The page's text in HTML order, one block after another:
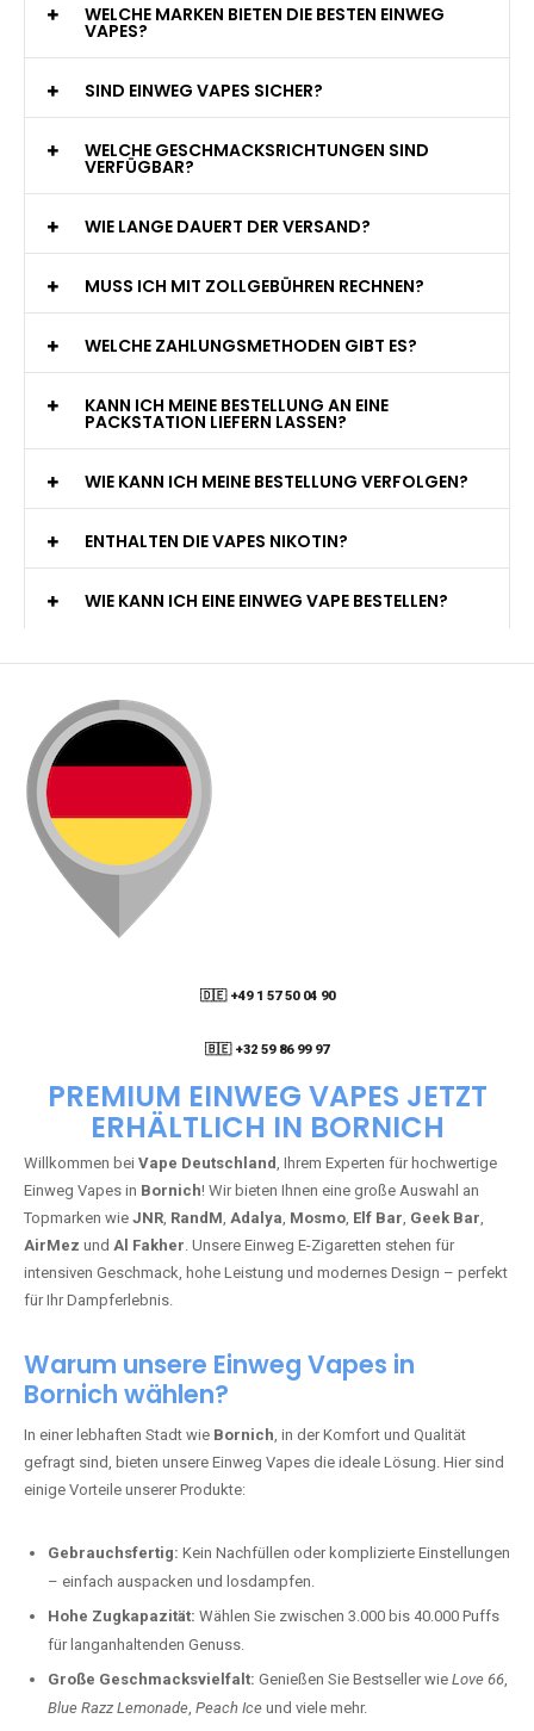
WELCHE MARKEN BIETEN DIE BESTEN EINWEG
VAPES?
SIND EINWEG VAPES SICHER?
WELCHE GESCHMACKSRICHTUNGEN SIND
VERFÜGBAR?
WIE LANGE DAUERT DER VERSAND?
MUSS ICH MIT ZOLLGEBÜHREN RECHNEN?
WELCHE ZAHLUNGSMETHODEN GIBT ES?
KANN ICH MEINE BESTELLUNG AN EINE
PACKSTATION LIEFERN LASSEN?
WIE KANN ICH MEINE BESTELLUNG VERFOLGEN?
ENTHALTEN DIE VAPES NIKOTIN?
WIE KANN ICH EINE EINWEG VAPE BESTELLEN?
🇩🇪 +49 1 57 50 04 90
🇧🇪 +32 59 86 99 97
PREMIUM EINWEG VAPES JETZT
ERHÄLTLICH IN BORNICH
Willkommen bei Vape Deutschland, Ihrem Experten für hochwertige
Einweg Vapes in Bornich! Wir bieten Ihnen eine große Auswahl an
Topmarken wie JNR, RandM, Adalya, Mosmo, Elf Bar, Geek Bar,
AirMez und Al Fakher. Unsere Einweg E-Zigaretten stehen für
intensiven Geschmack, hohe Leistung und modernes Design – perfekt
für Ihr Dampferlebnis.
Warum unsere Einweg Vapes in
Bornich wählen?
In einer lebhaften Stadt wie Bornich, in der Komfort und Qualität
gefragt sind, bieten unsere Einweg Vapes die ideale Lösung. Hier sind
einige Vorteile unserer Produkte:
Gebrauchsfertig: Kein Nachfüllen oder komplizierte Einstellungen
– einfach auspacken und losdampfen.
Hohe Zugkapazität: Wählen Sie zwischen 3.000 bis 40.000 Puffs
für langanhaltenden Genuss.
Große Geschmacksvielfalt: Genießen Sie Bestseller wie Love 66,
Blue Razz Lemonade, Peach Ice und viele mehr.